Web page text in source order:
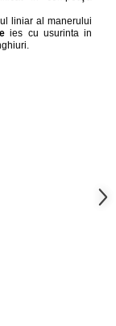
liniar al manerului
ies cu usurinta in